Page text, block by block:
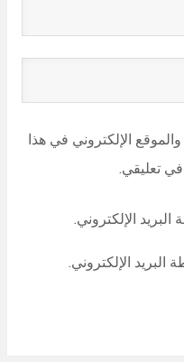
الإلكتروني في هذا
في تعليقي.
الإلكتروني.
البريد الإلكتروني.